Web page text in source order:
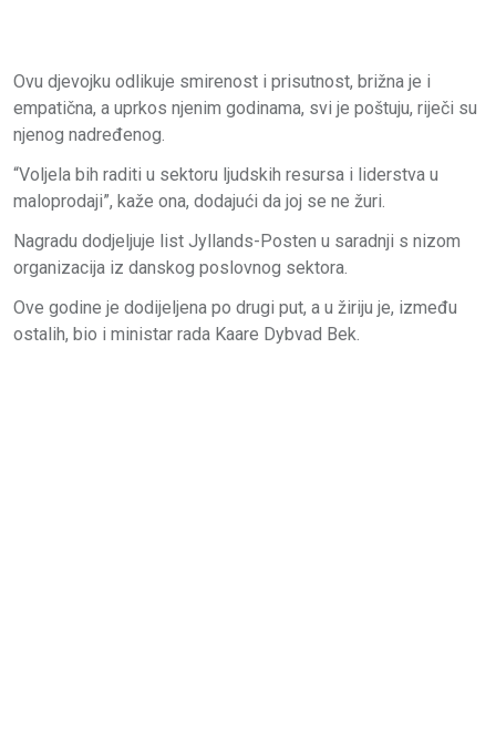
Ovu djevojku odlikuje smirenost i prisutnost, brižna je i
empatična, a uprkos njenim godinama, svi je poštuju, riječi su
njenog nadređenog.
“Voljela bih raditi u sektoru ljudskih resursa i liderstva u
maloprodaji”, kaže ona, dodajući da joj se ne žuri.
Nagradu dodjeljuje list Jyllands-Posten u saradnji s nizom
organizacija iz danskog poslovnog sektora.
Ove godine je dodijeljena po drugi put, a u žiriju je, između
ostalih, bio i ministar rada Kaare Dybvad Bek.